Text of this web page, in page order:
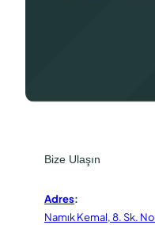
Bize Ulaşın
Adres:
Namık Kemal, 8. Sk.